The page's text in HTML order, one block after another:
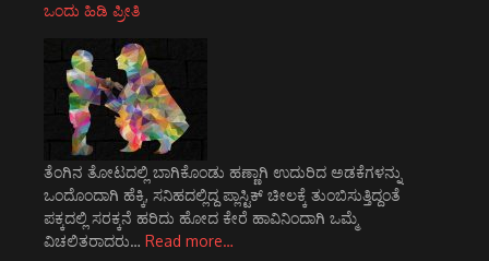
ಒಂದು ಹಿಡಿ ಪ್ರೀತಿ
ತೆಂಗಿನ ತೋಟದಲ್ಲಿ ಬಾಗಿಕೊಂಡು ಹಣ್ಣಾಗಿ ಉದುರಿದ ಅಡಕೆಗಳನ್ನು
ಒಂದೊಂದಾಗಿ ಹೆಕ್ಕಿ, ಸನಿಹದಲ್ಲಿದ್ದ ಪ್ಲಾಸ್ಟಿಕ್ ಚೀಲಕ್ಕೆ ತುಂಬಿಸುತ್ತಿದ್ದಂತೆ
ಪಕ್ಕದಲ್ಲಿ ಸರಕ್ಕನೆ ಹರಿದು ಹೋದ ಕೇರೆ ಹಾವಿನಿಂದಾಗಿ ಒಮ್ಮೆ
ವಿಚಲಿತರಾದರು… Read more…